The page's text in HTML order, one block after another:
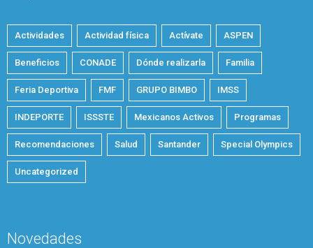
Actividades Actividad física Actívate ASPEN
Beneficios CONADE Dónde realizarla Familia
Feria Deportiva FMF GRUPO BIMBO IMSS
INDEPORTE ISSSTE Mexicanos Activos Programas
Recomendaciones Salud Santander Special Olympics
Uncategorized
Novedades